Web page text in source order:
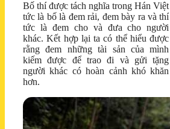
Bố thí được tách nghĩa trong Hán Việt
tức là bố là đem rải, đem bày ra và thí
tức là đem cho và đưa cho người
khác. Kết hợp lại ta có thể hiểu được
rằng đem những tài sản của mình
kiếm được để trao đi và gửi tặng
người khác có hoàn cảnh khó khăn
hơn.